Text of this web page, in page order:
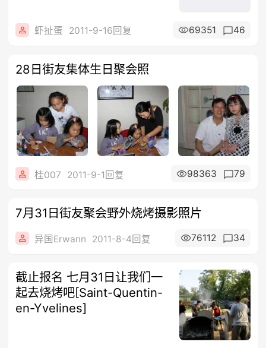
虾扯蛋 2011-9-16回复 69351 46
28日街友集体生日聚会照
桂007 2011-9-1回复 98363 79
7月31日街友聚会野外烧烤摄影照片
异国Erwann 2011-8-4回复 76112 34
截止报名 七月31日让我们一
起去烧烤吧[Saint-Quentin-
en-Yvelines]